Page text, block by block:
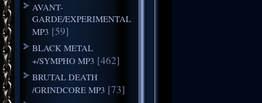
AVANT-
GARDE/EXPERIMENTAL
MP3 [59]
BLACK METAL
+/SYMPHO MP3 [462]
BRUTAL DEATH
/GRINDCORE MP3 [73]